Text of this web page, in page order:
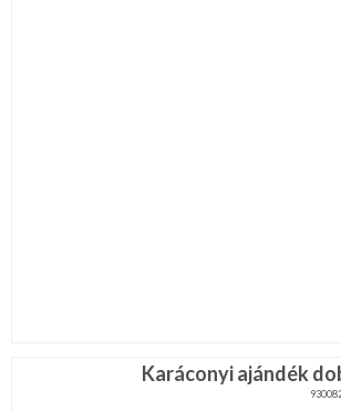
Karáconyi ajándék